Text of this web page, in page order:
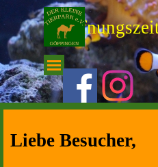
Direkt zum Seiteninhalt
--
Menü überspringen
Liebe Besucher,